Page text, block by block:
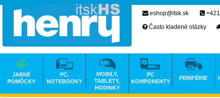
eshop@itsk.sk
Často kladené otázky
JARNÉ
POMÔCKY
PC,
NOTEBOOKY
MOBILY,
TABLETY,
HODINKY
PC
KOMPONENTY
PERIFÉRIE